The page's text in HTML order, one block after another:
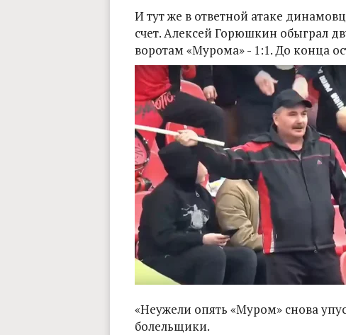
И тут же в ответной атаке
счет. Алексей Горюшкин обыграл
воротам «Мурома» - 1:1. До конца
«Неужели опять «Муром» снова
болельщики.